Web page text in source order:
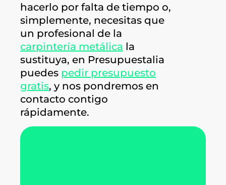
hacerlo por falta de tiempo o,
simplemente, necesitas que
un profesional de la
carpintería metálica la
sustituya, en Presupuestalia
puedes pedir presupuesto
gratis, y nos pondremos en
contacto contigo
rápidamente.